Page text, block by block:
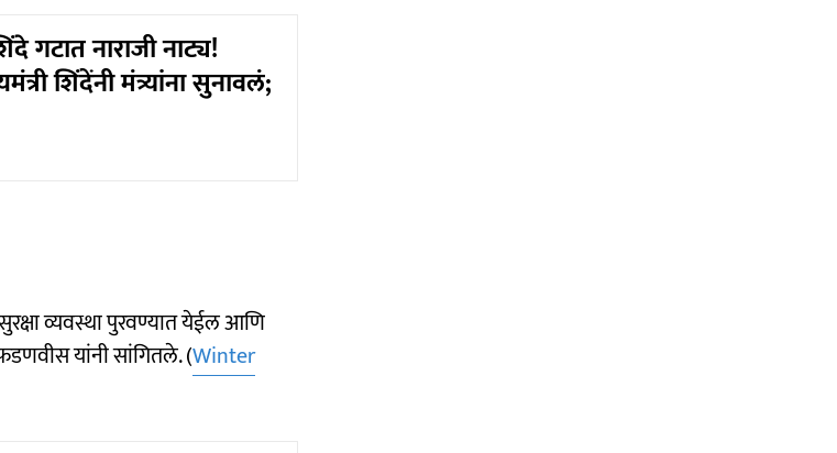
गटात नाराजी नाट्य!
शिंदेंनी मंत्र्यांना सुनावलं;
व्यवस्था पुरवण्यात येईल आणि
यांनी सांगितले. (Winter